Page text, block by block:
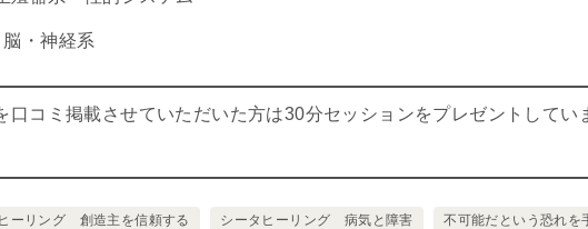
・神経系
コミ掲載させていただいた方は30分セッションをプレゼントしてい
ーリング 創造主を信頼する シータヒーリング 病気と障害 不可能だという恐れを